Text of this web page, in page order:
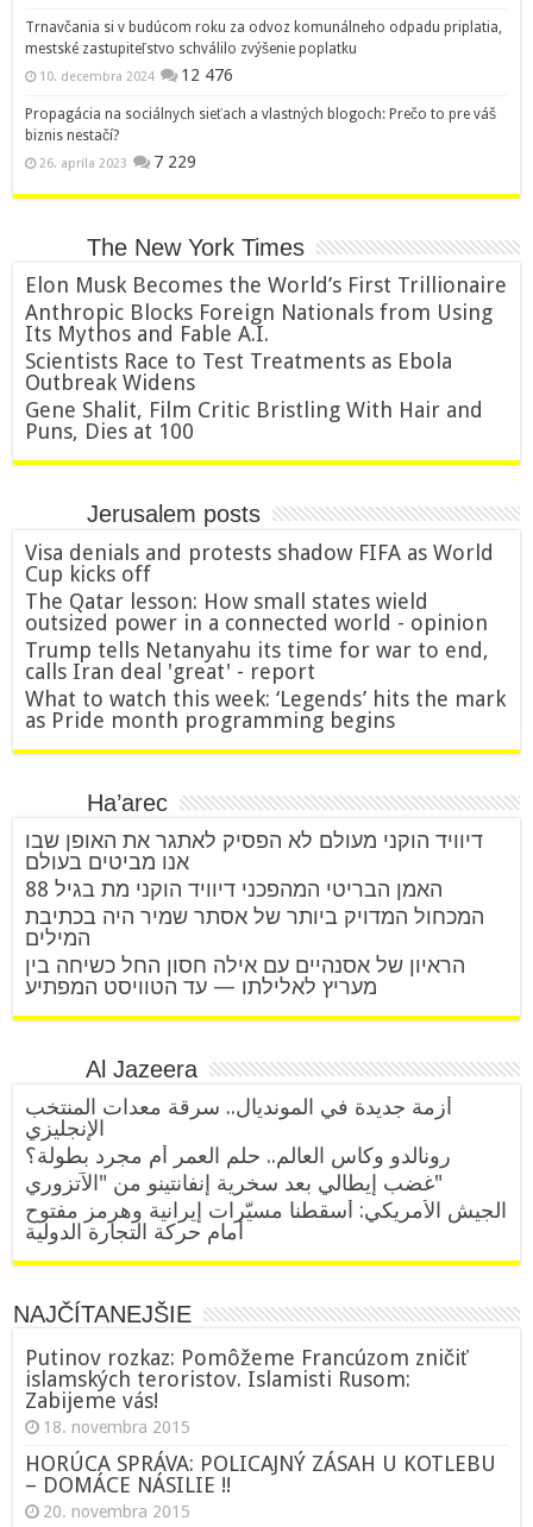
Trnavčania si v budúcom roku za odvoz komunálneho odpadu priplatia,
mestské zastupiteľstvo schválilo zvýšenie poplatku
10. decembra 2024 12 476
Propagácia na sociálnych sieťach a vlastných blogoch: Prečo to pre váš
biznis nestačí?
26. apríla 2023 7 229
The New York Times
Elon Musk Becomes the World’s First Trillionaire
Anthropic Blocks Foreign Nationals from Using
Its Mythos and Fable A.I.
Scientists Race to Test Treatments as Ebola
Outbreak Widens
Gene Shalit, Film Critic Bristling With Hair and
Puns, Dies at 100
Jerusalem posts
Visa denials and protests shadow FIFA as World
Cup kicks off
The Qatar lesson: How small states wield
outsized power in a connected world - opinion
Trump tells Netanyahu its time for war to end,
calls Iran deal 'great' - report
What to watch this week: ‘Legends’ hits the mark
as Pride month programming begins
Ha’arec
דיוויד הוקני מעולם לא הפסיק לאתגר את האופן שבו
אנו מביטים בעולם
האמן הבריטי המהפכני דיוויד הוקני מת בגיל 88
המכחול המדויק ביותר של אסתר שמיר היה בכתיבת
המילים
הראיון של אסנהיים עם אילה חסון החל כשיחה בין
מעריץ לאלילתו — עד הטוויסט המפתיע
Al Jazeera
أزمة جديدة في المونديال.. سرقة معدات المنتخب
الإنجليزي
رونالدو وكأس العالم.. حلم العمر أم مجرد بطولة؟
غضب إيطالي بعد سخرية إنفانتينو من "الآتزوري"
الجيش الأمريكي: أسقطنا مسيّرات إيرانية وهرمز مفتوح
أمام حركة التجارة الدولية
NAJČÍTANEJŠIE
Putinov rozkaz: Pomôžeme Francúzom zničiť
islamských teroristov. Islamisti Rusom:
Zabijeme vás!
18. novembra 2015
HORÚCA SPRÁVA: POLICAJNÝ ZÁSAH U KOTLEBU
– DOMÁCE NÁSILIE !!
20. novembra 2015